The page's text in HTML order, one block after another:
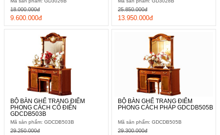
9.600.000đ
18.000.000đ
13.950.000đ
25.850.000đ
BỘ BÀN GHẾ TRANG ĐIỂM
PHONG CÁCH CỔ ĐIỂN
GDCDB503B
Mã sản phẩm: GDCDB503B
29.250.000đ
BỘ BÀN GHẾ TRANG ĐIỂM
PHONG CÁCH PHÁP GDCDB505B
Mã sản phẩm: GDCDB505B
29.300.000đ